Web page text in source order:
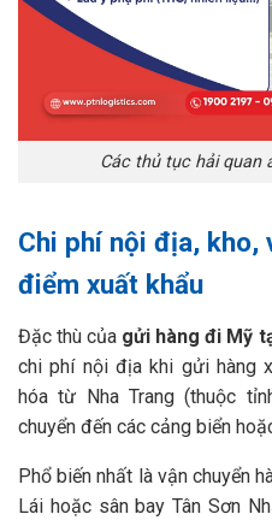
Các thủ tục hải quan
Chi phí nội địa, kho,
điểm xuất khẩu
Đặc thù của gửi hàng đi Mỹ
chi phí nội địa khi gửi hàng
hóa từ Nha Trang (thuộc
chuyển đến các cảng biển
Phổ biến nhất là vận chuyển
Lái hoặc sân bay Tân Sơn